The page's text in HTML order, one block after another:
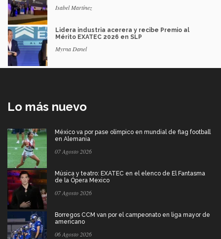
Isabel Martínez
Lidera industria acerera y recibe Premio al
Mérito EXATEC 2026 en SLP
Myrna Danel
Lo más nuevo
México va por pase olímpico en mundial de flag football
en Alemania
07 Agosto 2026
Música y teatro: EXATEC en el elenco de El Fantasma
de la Ópera Mexico
07 Agosto 2026
Borregos CCM van por el campeonato en liga mayor de
americano
06 Agosto 2026